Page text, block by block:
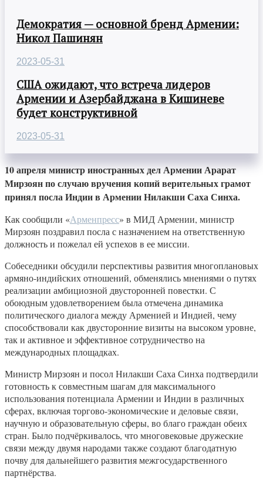
Демократия — основной бренд Армении:
Никол Пашинян
2023-05-31
США ожидают, что встреча лидеров
Армении и Азербайджана в Кишиневе
будет конструктивной
2023-05-31
10 апреля министр иностранных дел Армении Арарат
Мирзоян по случаю вручения копий верительных грамот
принял посла Индии в Армении Нилакши Саха Синха.
Как сообщили «Арменпресс» в МИД Армении, министр
Мирзоян поздравил посла с назначением на ответственную
должность и пожелал ей успехов в ее миссии.
Собеседники обсудили перспективы развития многоплановых
армяно-индийских отношений, обменялись мнениями о путях
реализации амбициозной двусторонней повестки. С
обоюдным удовлетворением была отмечена динамика
политического диалога между Арменией и Индией, чему
способствовали как двусторонние визиты на высоком уровне,
так и активное и эффективное сотрудничество на
международных площадках.
Министр Мирзоян и посол Нилакши Саха Синха подтвердили
готовность к совместным шагам для максимального
использования потенциала Армении и Индии в различных
сферах, включая торгово-экономические и деловые связи,
научную и образовательную сферы, во благо граждан обеих
стран. Было подчёркивалось, что многовековые дружеские
связи между двумя народами также создают благодатную
почву для дальнейшего развития межгосударственного
партнёрства.